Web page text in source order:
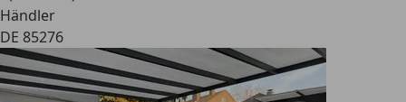
Händler
DE 85276